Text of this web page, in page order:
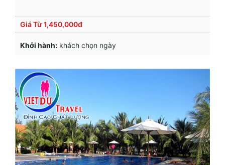
Giá Từ1,450,000đ
Khởi hành: khách chọn ngày